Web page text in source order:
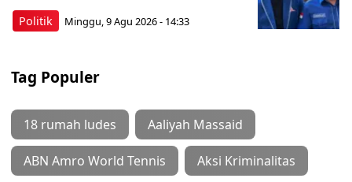
Politik Minggu, 9 Agu 2026 - 14:33
Tag Populer
18 rumah ludes Aaliyah Massaid
ABN Amro World Tennis Aksi Kriminalitas